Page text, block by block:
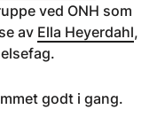
ved ONH som
av Ella Heyerdahl,
godt i gang.